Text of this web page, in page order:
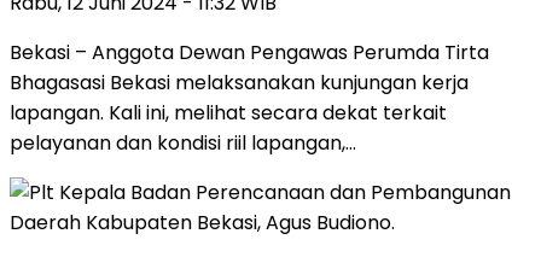
Bekasi – Anggota Dewan Pengawas Perumda Tirta
Bhagasasi Bekasi melaksanakan kunjungan kerja
lapangan. Kali ini, melihat secara dekat terkait
pelayanan dan kondisi riil lapangan,…